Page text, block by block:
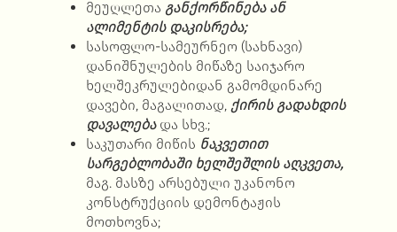
მეუღლეთა განქორწინება ან
ალიმენტის დაკისრება;
სასოფლო-სამეურნეო (სახნავი)
დანიშნულების მიწაზე საიჯარო
ხელშეკრულებიდან გამომდინარე
დავები, მაგალითად, ქირის გადახდის
დავალებადა სხვ.;
საკუთარი მიწის ნაკვეთით
სარგებლობაში ხელშეშლის აღკვეთა,
მაგ. მასზე არსებული უკანონო
კონსტრუქციის დემონტაჟის
მოთხოვნა;